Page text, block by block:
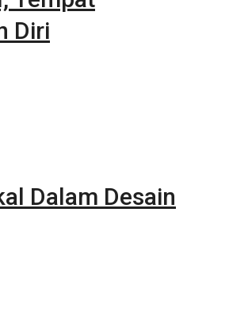
Diri
Dalam Desain